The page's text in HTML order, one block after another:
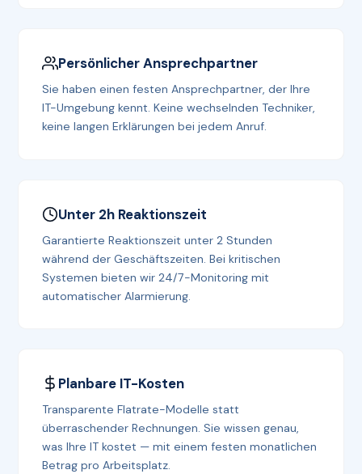
Persönlicher Ansprechpartner
Sie haben einen festen Ansprechpartner, der Ihre
IT-Umgebung kennt. Keine wechselnden Techniker,
keine langen Erklärungen bei jedem Anruf.
Unter 2h Reaktionszeit
Garantierte Reaktionszeit unter 2 Stunden
während der Geschäftszeiten. Bei kritischen
Systemen bieten wir 24/7-Monitoring mit
automatischer Alarmierung.
Planbare IT-Kosten
Transparente Flatrate-Modelle statt
überraschender Rechnungen. Sie wissen genau,
was Ihre IT kostet — mit einem festen monatlichen
Betrag pro Arbeitsplatz.